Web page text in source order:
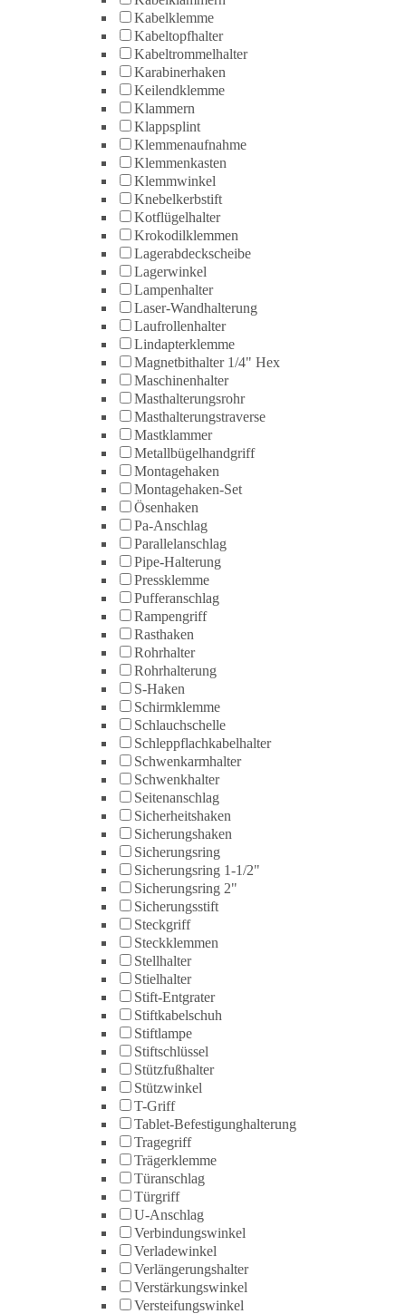
Kabelklemme
Kabeltopfhalter
Kabeltrommelhalter
Karabinerhaken
Keilendklemme
Klammern
Klappsplint
Klemmenaufnahme
Klemmenkasten
Klemmwinkel
Knebelkerbstift
Kotflügelhalter
Krokodilklemmen
Lagerabdeckscheibe
Lagerwinkel
Lampenhalter
Laser-Wandhalterung
Laufrollenhalter
Lindapterklemme
Magnetbithalter 1/4" Hex
Maschinenhalter
Masthalterungsrohr
Masthalterungstraverse
Mastklammer
Metallbügelhandgriff
Montagehaken
Montagehaken-Set
Ösenhaken
Pa-Anschlag
Parallelanschlag
Pipe-Halterung
Pressklemme
Pufferanschlag
Rampengriff
Rasthaken
Rohrhalter
Rohrhalterung
S-Haken
Schirmklemme
Schlauchschelle
Schleppflachkabelhalter
Schwenkarmhalter
Schwenkhalter
Seitenanschlag
Sicherheitshaken
Sicherungshaken
Sicherungsring
Sicherungsring 1-1/2"
Sicherungsring 2"
Sicherungsstift
Steckgriff
Steckklemmen
Stellhalter
Stielhalter
Stift-Entgrater
Stiftkabelschuh
Stiftlampe
Stiftschlüssel
Stützfußhalter
Stützwinkel
T-Griff
Tablet-Befestigunghalterung
Tragegriff
Trägerklemme
Türanschlag
Türgriff
U-Anschlag
Verbindungswinkel
Verladewinkel
Verlängerungshalter
Verstärkungswinkel
Versteifungswinkel